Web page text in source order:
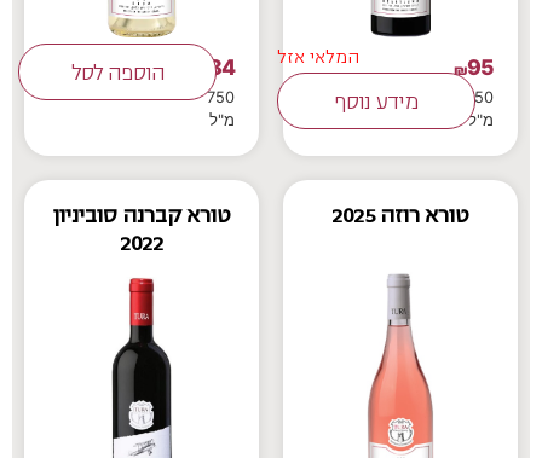
₪95
750
מ"ל
המלאי אזל
מידע נוסף
84
750
מ"ל
הוספה לסל
טורא רוזה 2025
טורא קברנה סוביניון
2022